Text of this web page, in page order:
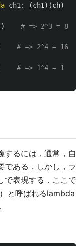
ch1 : (ch1 )(ch)
するには，通常，自
である．しかし，ラ
で表現する．ここで
と呼ばれるlambda